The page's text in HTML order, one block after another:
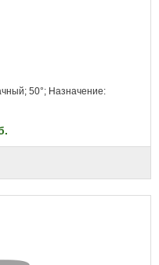
50°; Назначение: